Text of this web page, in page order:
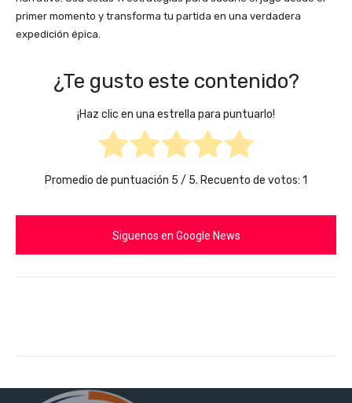
primer momento y transforma tu partida en una verdadera
expedición épica.
¿Te gusto este contenido?
¡Haz clic en una estrella para puntuarlo!
Promedio de puntuación 5 / 5. Recuento de votos: 1
Siguenos en Google News